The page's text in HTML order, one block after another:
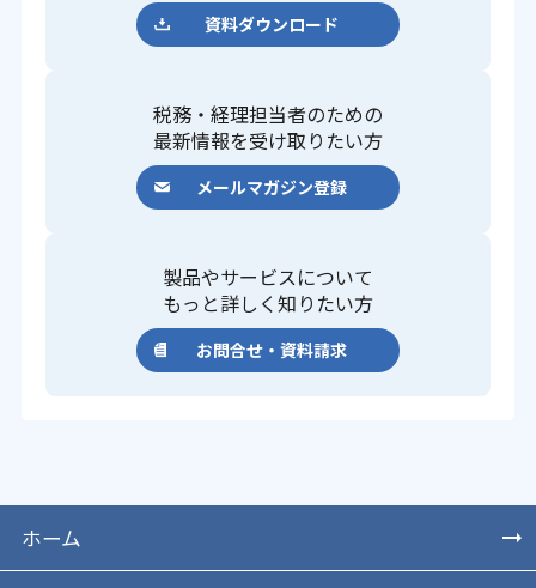
資料ダウンロード
税務・経理担当者のための
最新情報を受け取りたい方
メールマガジン登録
製品やサービスについて
もっと詳しく知りたい方
お問合せ・資料請求
ホーム